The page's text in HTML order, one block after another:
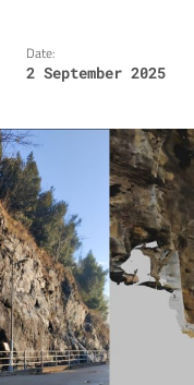
Date:
2 September 2025